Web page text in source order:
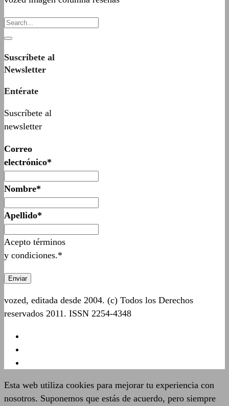
Suscríbete al
Newsletter
Entérate
Suscríbete al
newsletter
Correo
electrónico*
Nombre*
Apellido*
Acepto términos
y condiciones.*
vozed, editada desde 2004. (c) Todos los Derechos
reservados 2011. ISSN 2254-4348
Esta web utiliza cookies para mejorar tu experiencia con
nosotros. Suponemos que estás de acuerdo, pero siempre